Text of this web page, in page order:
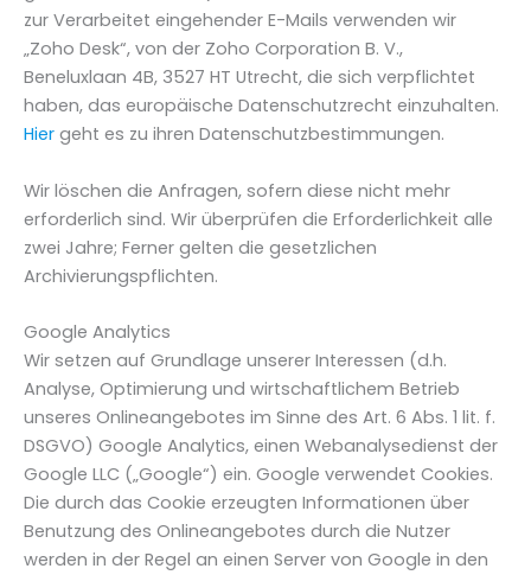
zur Verarbeitet eingehender E-Mails verwenden wir
„Zoho Desk“, von der Zoho Corporation B. V.,
Beneluxlaan 4B, 3527 HT Utrecht, die sich verpflichtet
haben, das europäische Datenschutzrecht einzuhalten.
Hier geht es zu ihren Datenschutzbestimmungen.
Wir löschen die Anfragen, sofern diese nicht mehr
erforderlich sind. Wir überprüfen die Erforderlichkeit alle
zwei Jahre; Ferner gelten die gesetzlichen
Archivierungspflichten.
Google Analytics
Wir setzen auf Grundlage unserer Interessen (d.h.
Analyse, Optimierung und wirtschaftlichem Betrieb
unseres Onlineangebotes im Sinne des Art. 6 Abs. 1 lit. f.
DSGVO) Google Analytics, einen Webanalysedienst der
Google LLC („Google“) ein. Google verwendet Cookies.
Die durch das Cookie erzeugten Informationen über
Benutzung des Onlineangebotes durch die Nutzer
werden in der Regel an einen Server von Google in den